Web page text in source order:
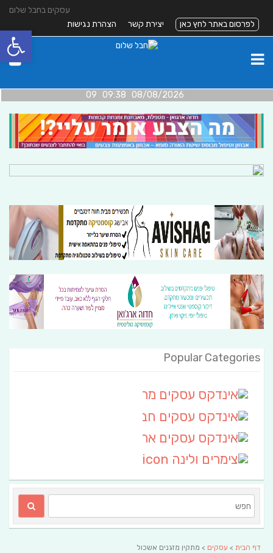
עסקים בחבל שלום
לפרסום באתר לחץ כאן
יצירת קשר הצהרת נגישות
08/08/2026 09:38 09
Popular Categories
דף הבית > עסקים > מתקין מזגנים אשכול
פתח